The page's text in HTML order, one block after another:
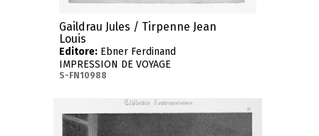
Gaildrau Jules / Tirpenne Jean
Louis
Editore: Ebner Ferdinand
IMPRESSION DE VOYAGE
S-FN10988